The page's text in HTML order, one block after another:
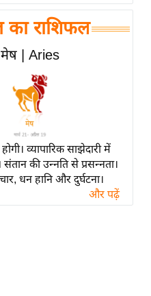
राशिफल
मेष | Aries
व्यापारिक साझेदारी में
की उन्नति से प्रसन्नता।
धन हानि और दुर्घटना।
और पढ़ें